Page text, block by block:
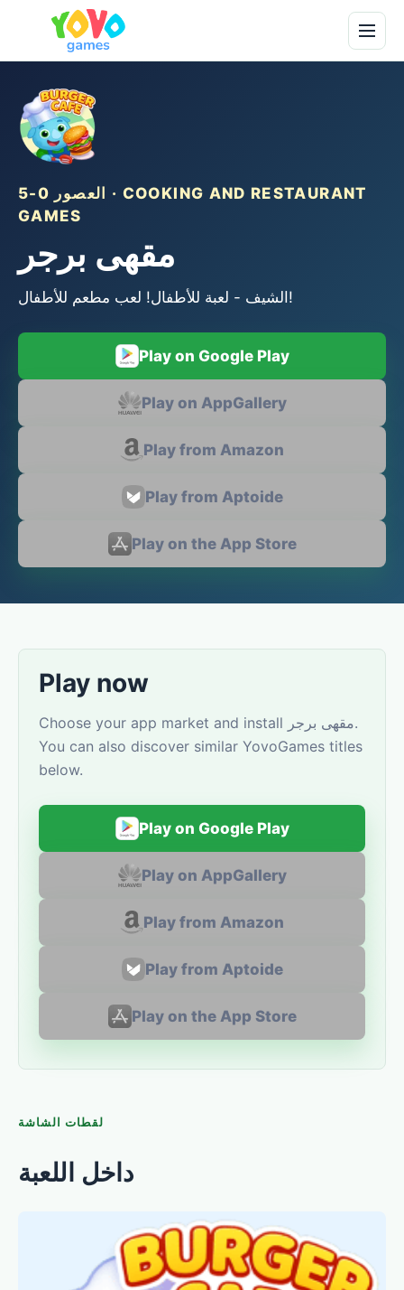
العصور 0-5 · COOKING AND RESTAURANT
GAMES
مقهى برجر
الشيف - لعبة للأطفال! لعب مطعم للأطفال!
Play on Google Play
Play on AppGallery
Play from Amazon
Play from Aptoide
Play on the App Store
Play now
Choose your app market and install مقهى برجر.
You can also discover similar YovoGames titles
below.
Play on Google Play
Play on AppGallery
Play from Amazon
Play from Aptoide
Play on the App Store
لقطات الشاشة
داخل اللعبة